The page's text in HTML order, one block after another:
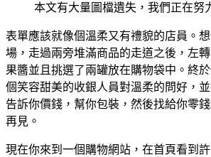
本文有大量圖檔遺失，我們正在努
表單應該就像個溫柔又有禮貌的店員。
場，走過兩旁堆滿商品的走道之後，左
果醬並且挑選了兩罐放在購物袋中。終
個笑容甜美的收銀人員對溫柔的問好，
告訴你價錢，幫你包裝，然後找給你零
再見。
現在你來到一個購物網站，在首頁看到